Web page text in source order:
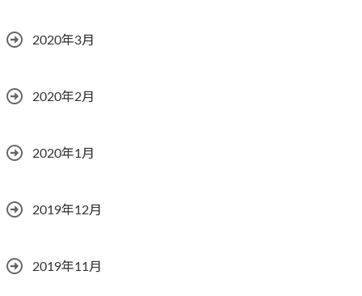
2020年3月
2020年2月
2020年1月
2019年12月
2019年11月